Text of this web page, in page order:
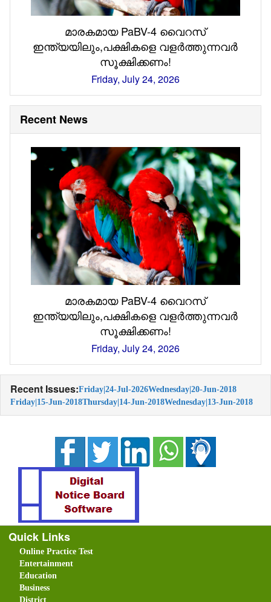
മാരകമായ PaBV-4 വൈറസ്
ഇന്ത്യയിലും,പക്ഷികളെ വളർത്തുന്നവർ
സൂക്ഷിക്കണം!
Friday, July 24, 2026
Recent News
മാരകമായ PaBV-4 വൈറസ്
ഇന്ത്യയിലും,പക്ഷികളെ വളർത്തുന്നവർ
സൂക്ഷിക്കണം!
Friday, July 24, 2026
Recent Issues:Friday|24-Jul-2026Wednesday|20-Jun-2018
Friday|15-Jun-2018Thursday|14-Jun-2018Wednesday|13-Jun-2018
Quick Links
Online Practice Test
Entertainment
Education
Business
District